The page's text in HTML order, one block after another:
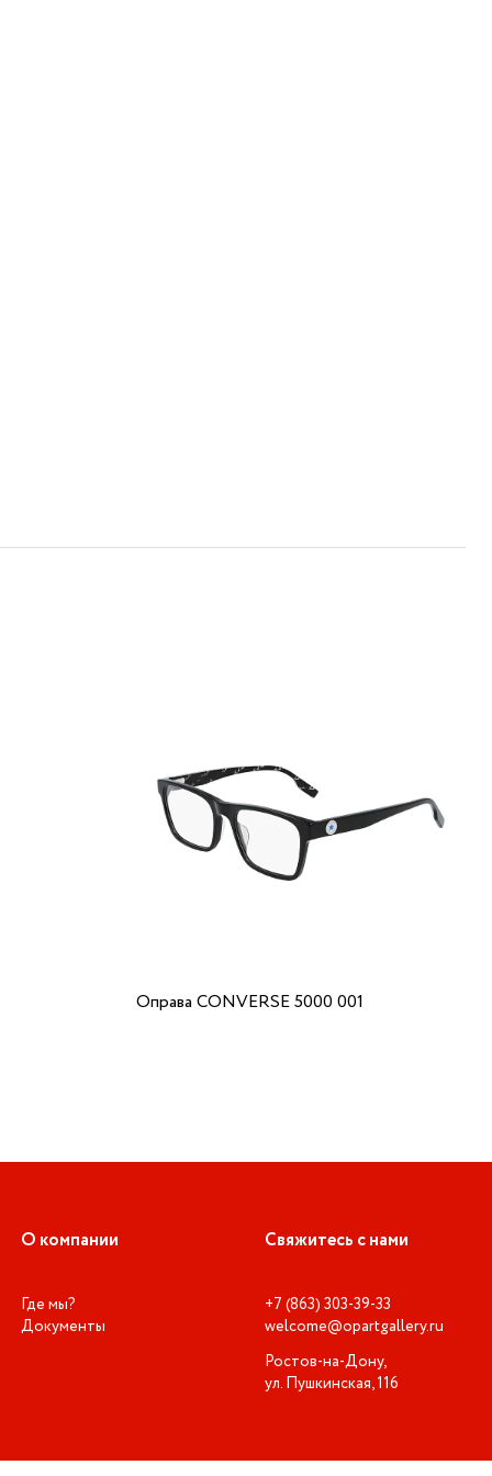
Оправа CONVERSE 5000 001
О компании
Где мы?
Документы
Свяжитесь с нами
+7 (863) 303-39-33
welcome@opartgallery.ru
Ростов-на-Дону,
ул. Пушкинская, 116